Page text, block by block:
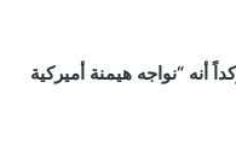
أنه “نواجه هيمنة أميركية